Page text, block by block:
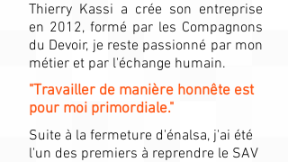
Thierry Kassi a crée son entreprise
en 2012, formé par les Compagnons
du Devoir, je reste passionné par mon
métier et par l'échange humain.
"Travailler de manière honnête est
pour moi primordiale."
Suite à la fermeture d'énalsa, j'ai été
l'un des premiers à reprendre le SAV